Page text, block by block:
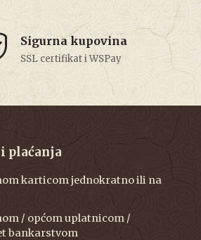
Sigurna kupovina
SSL certifikat i WSPay
plaćanja
karticom jednokratno ili na
/ općom uplatnicom /
bankarstvom